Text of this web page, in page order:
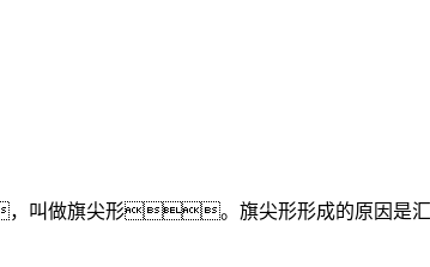
做旗尖形。旗尖形形成的原因是汇